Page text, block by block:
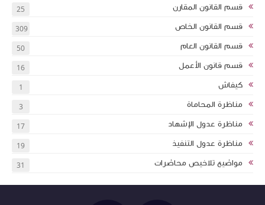
قسم القانون المقارن 25
قسم القانون الخاص 309
قسم القانون العام 50
قسم قانون الأعمل 16
كيفاش 1
مناظرة المحاماة 3
مناظرة عدول الإشهاد 17
مناظرة عدول التنفيذ 19
مواضيع تلاخيص محاضرات 31